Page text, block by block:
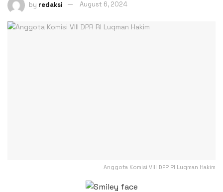
by redaksi August 6, 2024
Anggota Komisi VIII DPR RI Luqman Hakim